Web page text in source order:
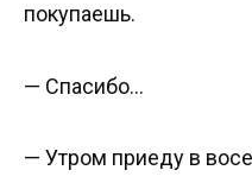
покупаешь.
— Спасибо…
— Утром приеду в